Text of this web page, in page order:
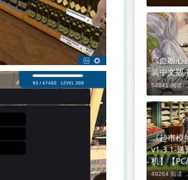
《血断心
装中文版
54841 阅读 ，
《超市模
v1.3.1-送
机】【
49264 阅读